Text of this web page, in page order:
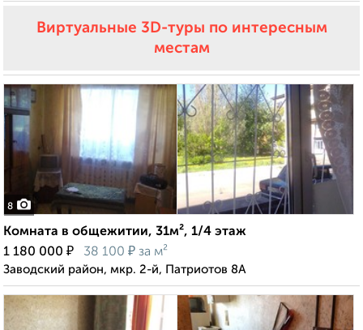
Виртуальные 3D-туры по интересным
местам
8
Комната в общежитии, 31м², 1/4 этаж
1 180 000 ₽ 38 100 ₽ за м²
Заводский район, мкр. 2-й, Патриотов 8А